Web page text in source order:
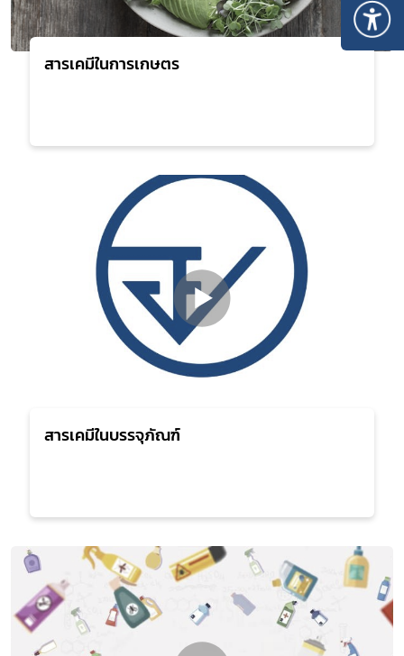
สารเคมีในการเกษตร
สารเคมีในบรรจุภัณฑ์